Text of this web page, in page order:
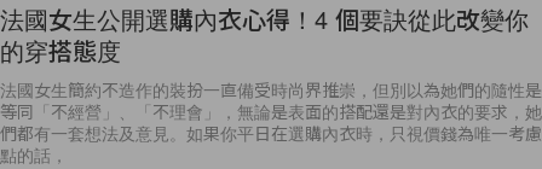
法國女生公開選購內衣心得！4 個要訣從此改變你
的穿搭態度
法國女生簡約不造作的裝扮一直備受時尚界推崇，但別以為她們的隨性是
等同「不經營」、「不理會」，無論是表面的搭配還是對內衣的要求，她
們都有一套想法及意見。如果你平日在選購內衣時，只視價錢為唯一考慮
點的話，